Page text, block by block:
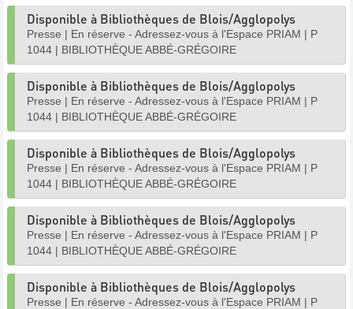
Disponible à Bibliothèques de Blois/Agglopolys
Presse | En réserve - Adressez-vous à l'Espace PRIAM | P
1044 | BIBLIOTHÈQUE ABBÉ-GRÉGOIRE
Disponible à Bibliothèques de Blois/Agglopolys
Presse | En réserve - Adressez-vous à l'Espace PRIAM | P
1044 | BIBLIOTHÈQUE ABBÉ-GRÉGOIRE
Disponible à Bibliothèques de Blois/Agglopolys
Presse | En réserve - Adressez-vous à l'Espace PRIAM | P
1044 | BIBLIOTHÈQUE ABBÉ-GRÉGOIRE
Disponible à Bibliothèques de Blois/Agglopolys
Presse | En réserve - Adressez-vous à l'Espace PRIAM | P
1044 | BIBLIOTHÈQUE ABBÉ-GRÉGOIRE
Disponible à Bibliothèques de Blois/Agglopolys
Presse | En réserve - Adressez-vous à l'Espace PRIAM | P